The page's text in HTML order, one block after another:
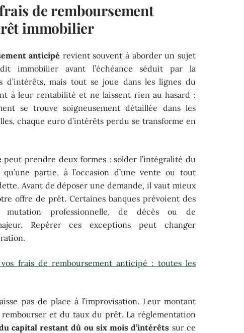
de remboursement
immobilier
anticipé revient souvent à aborder un sujet
immobilier avant l’échéance séduit par la
d’intérêts, mais tout se joue dans les lignes du
à leur rentabilité et ne laissent rien au hasard :
se trouve soigneusement détaillée dans les
chaque euro d’intérêts perdu se transforme en
peut prendre deux formes : solder l’intégralité du
partie, à l’occasion d’une vente ou tout
Avant de déposer une demande, il vaut mieux
offre de prêt. Certaines banques prévoient des
professionnelle, de décès ou de
Repérer ces exceptions peut changer
frais de remboursement anticipé : toutes les
pas de place à l’improvisation. Leur montant
et du taux du prêt. La réglementation
capital restant dû ou six mois d’intérêts sur ce